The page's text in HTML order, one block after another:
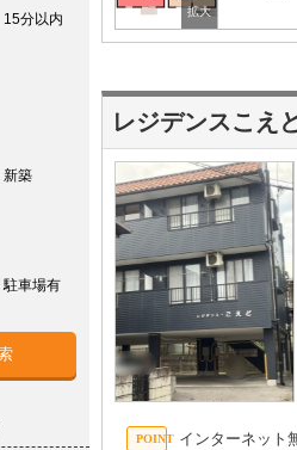
レジデンスこえ
インターネット
15分以内
新築
駐車場有